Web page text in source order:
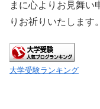
まに心よりお見舞い
りお祈りいたします。
大学受験ランキング